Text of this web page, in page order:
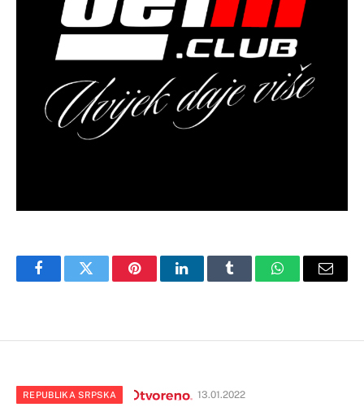
FacebookTwitter PinterestLinkedInTumblr WhatsAppEmail
REPUBLIKA SRPSKA 13.01.2022